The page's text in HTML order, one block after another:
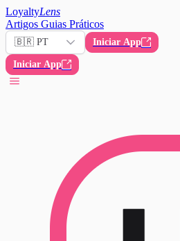
LoyaltyLens
Artigos Guias Práticos
🇧🇷 PT Iniciar App
Iniciar App